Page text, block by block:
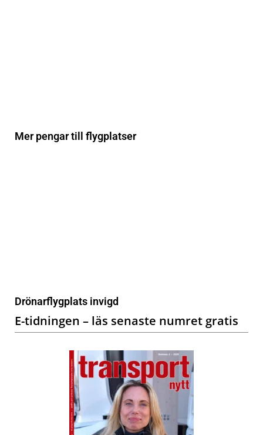
Mer pengar till flygplatser
Drönarflygplats invigd
E-tidningen – läs senaste numret gratis